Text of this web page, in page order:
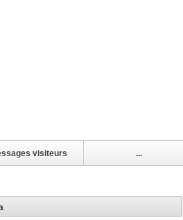
visiteurs ...